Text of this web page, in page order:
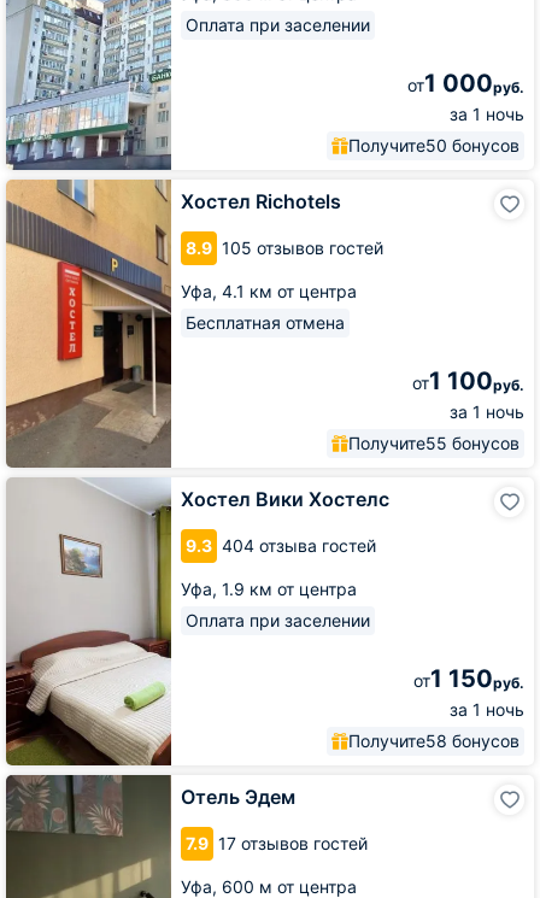
Оплата при заселении
от1 000руб.
за 1 ночь
Получите50 бонусов
Хостел Richotels
8.9 105 отзывов гостей
Уфа, 4.1 км от центра
Бесплатная отмена
от1 100руб.
за 1 ночь
Получите55 бонусов
Хостел
Richotels
Хостел Вики Хостелс
9.3 404 отзыва гостей
Уфа, 1.9 км от центра
Оплата при заселении
от1 150руб.
за 1 ночь
Получите58 бонусов
Хостел
Хостелс
Отель Эдем
7.9 17 отзывов гостей
Уфа, 600 м от центра
Отель
Эдем